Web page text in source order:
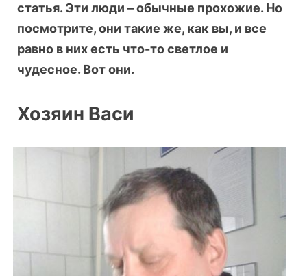
статья. Эти люди – обычные прохожие. Но
посмотрите, они такие же, как вы, и все
равно в них есть что-то светлое и
чудесное. Вот они.
Хозяин Васи